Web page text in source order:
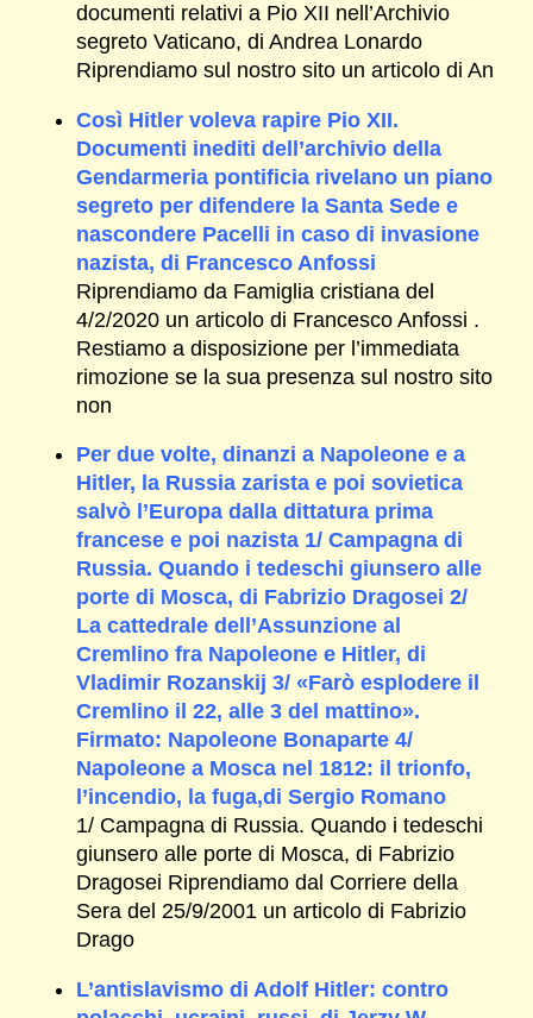
documenti relativi a Pio XII nell’Archivio
segreto Vaticano, di Andrea Lonardo
Riprendiamo sul nostro sito un articolo di An
Così Hitler voleva rapire Pio XII.
Documenti inediti dell’archivio della
Gendarmeria pontificia rivelano un piano
segreto per difendere la Santa Sede e
nascondere Pacelli in caso di invasione
nazista, di Francesco Anfossi
Riprendiamo da Famiglia cristiana del
4/2/2020 un articolo di Francesco Anfossi .
Restiamo a disposizione per l’immediata
rimozione se la sua presenza sul nostro sito
non
Per due volte, dinanzi a Napoleone e a
Hitler, la Russia zarista e poi sovietica
salvò l’Europa dalla dittatura prima
francese e poi nazista 1/ Campagna di
Russia. Quando i tedeschi giunsero alle
porte di Mosca, di Fabrizio Dragosei 2/
La cattedrale dell’Assunzione al
Cremlino fra Napoleone e Hitler, di
Vladimir Rozanskij 3/ «Farò esplodere il
Cremlino il 22, alle 3 del mattino».
Firmato: Napoleone Bonaparte 4/
Napoleone a Mosca nel 1812: il trionfo,
l’incendio, la fuga,di Sergio Romano
1/ Campagna di Russia. Quando i tedeschi
giunsero alle porte di Mosca, di Fabrizio
Dragosei Riprendiamo dal Corriere della
Sera del 25/9/2001 un articolo di Fabrizio
Drago
L’antislavismo di Adolf Hitler: contro